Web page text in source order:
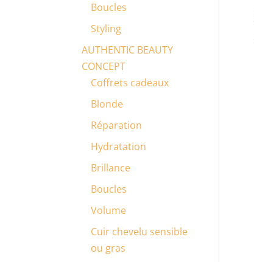
Boucles
Styling
AUTHENTIC BEAUTY
CONCEPT
Coffrets cadeaux
Blonde
Réparation
Hydratation
Brillance
Boucles
Volume
Cuir chevelu sensible
ou gras